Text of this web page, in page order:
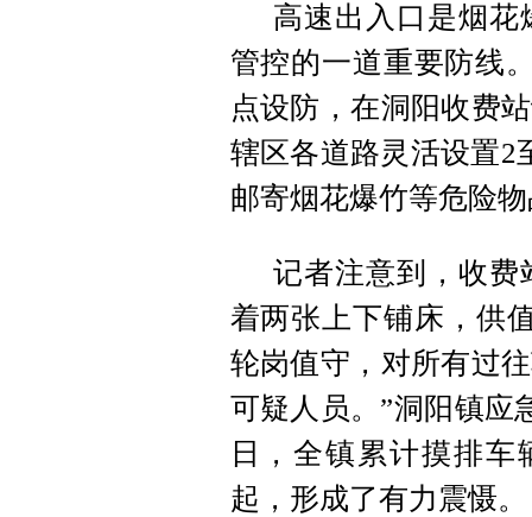
高速出入口是烟
管控的一道重要防线
点设防，在洞阳收费
辖区各道路灵活设置2
邮寄烟花爆竹等危险
记者注意到，收费
着两张上下铺床，供
轮岗值守，对所有过
可疑人员。”洞阳镇应
日，全镇累计摸排车
起，形成了有力震慑。